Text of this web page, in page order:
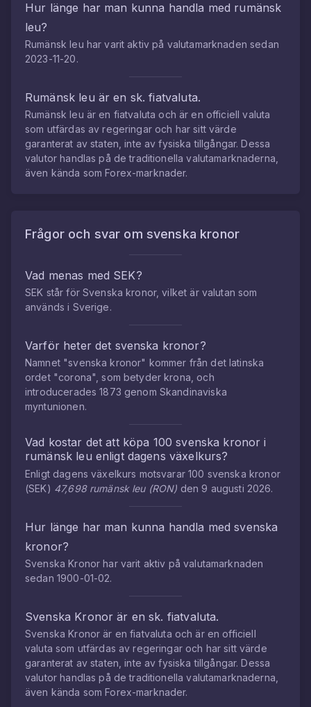
Hur länge har man kunna handla med rumänsk
leu?
Rumänsk leu har varit aktiv på valutamarknaden sedan
2023-11-20.
Rumänsk leu är en sk. fiatvaluta.
Rumänsk leu är en fiatvaluta och är en officiell valuta
som utfärdas av regeringar och har sitt värde
garanterat av staten, inte av fysiska tillgångar. Dessa
valutor handlas på de traditionella valutamarknaderna,
även kända som Forex-marknader.
Frågor och svar om svenska kronor
Vad menas med SEK?
SEK står för Svenska kronor, vilket är valutan som
används i Sverige.
Varför heter det svenska kronor?
Namnet "svenska kronor" kommer från det latinska
ordet "corona", som betyder krona, och
introducerades 1873 genom Skandinaviska
myntunionen.
Vad kostar det att köpa 100svenska kronor i
rumänsk leu enligt dagens växelkurs?
Enligt dagens växelkurs motsvarar100 svenska kronor
(SEK) 47,698 rumänsk leu(RON) den 9 augusti 2026.
Hur länge har man kunna handla medsvenska
kronor?
Svenska Kronor har varit aktiv på valutamarknaden
sedan 1900-01-02.
Svenska Kronor är en sk. fiatvaluta.
Svenska Kronor är en fiatvaluta och är en officiell
valuta som utfärdas av regeringar och har sitt värde
garanterat av staten, inte av fysiska tillgångar. Dessa
valutor handlas på de traditionella valutamarknaderna,
även kända som Forex-marknader.